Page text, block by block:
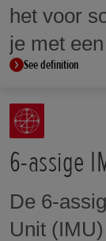
het voor
je met
See definition
6-assige
De 6-
Unit